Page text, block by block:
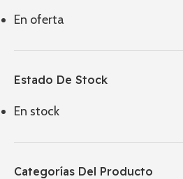
En oferta
Estado De Stock
En stock
Categorías Del Producto